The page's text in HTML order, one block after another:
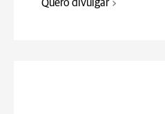
Quero divulgar